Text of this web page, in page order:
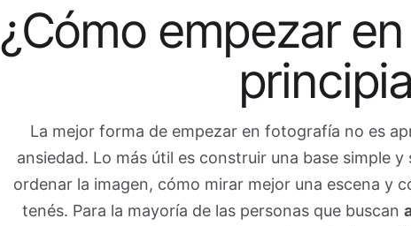
¿Cómo empezar
La mejor forma de empezar en fotografía no es
ansiedad. Lo más útil es construir una base simple
ordenar la imagen, cómo mirar mejor una escena y
tenés. Para la mayoría de las personas que buscan